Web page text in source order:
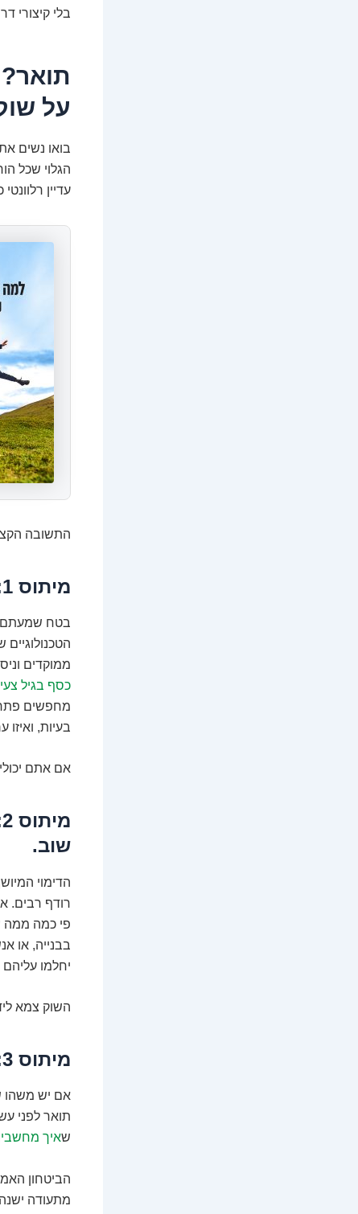
בלי קיצורי
על שוק
בואו נשים
הגלוי שכל
עדיין
התשובה
מיתוס 1: בלי תואר, אין כניסה! באמת?
בטח שמעתם
ממוקדים
כסף בגיל
מחפשים
בעיות,
אם אתם
שוב.
הדימוי
רודף רבים.
פי כמה ממה
בבנייה, או
יחלמו עליהם
השוק צמא
מיתוס 3: תואר זה "ביטחון" לכל החיים. בואו נדבר על זה.
אם יש משהו
תואר לפני
שאיך
הביטחון
מתעודה